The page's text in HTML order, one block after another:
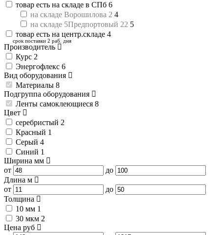
товар есть на складе в СПб 6
на складе Ворошилова 2 4
на складе 5Предпортовый 22 5
товар есть на центр.складе 4
срок поставки 2 раб. дня
Производитель
Курс 2
Энергофлекс 6
Вид оборудования
Материалы 8
Подгруппа оборудования
Ленты самоклеющиеся 8
Цвет
cеребристый 2
Красный 1
Серый 4
Синий 1
Ширина мм
от
до
Длина м
от
до
Толщина
10 мм 1
30 мкм 2
Цена руб